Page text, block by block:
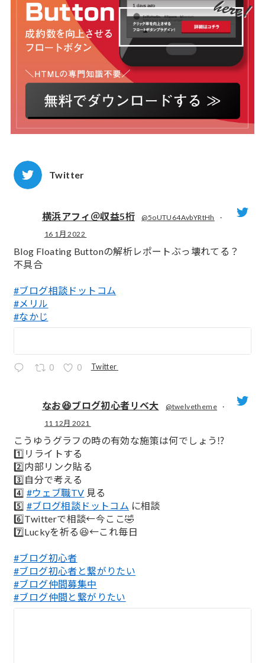
Twitter
横浜アフィ＠収益5桁 @5oUTU64AvbYRtHh
·
16 1月 2022
Blog Floating Buttonの解析レポートぶっ壊れてる？
不具合
#ブログ相談ドットコム
#メリル
#なかじ
0 0 Twitter
なお😆ブログ初心者リベ大 @twelvetheme
·
11 12月 2021
こうゆうグラフの時の有効な施策は何でしょう⁉️
1️⃣リライトする
2️⃣内部リンク貼る
3️⃣自分で考える
4️⃣ #ウェブ職TV 見る
5️⃣ #ブログ相談ドットコム に相談
6️⃣Twitterで相談←今ここ🤣
7️⃣Luckyを祈る😆←これ毎日
#ブログ初心者
#ブログ初心者と繋がりたい
#ブログ仲間募集中
#ブログ仲間と繋がりたい